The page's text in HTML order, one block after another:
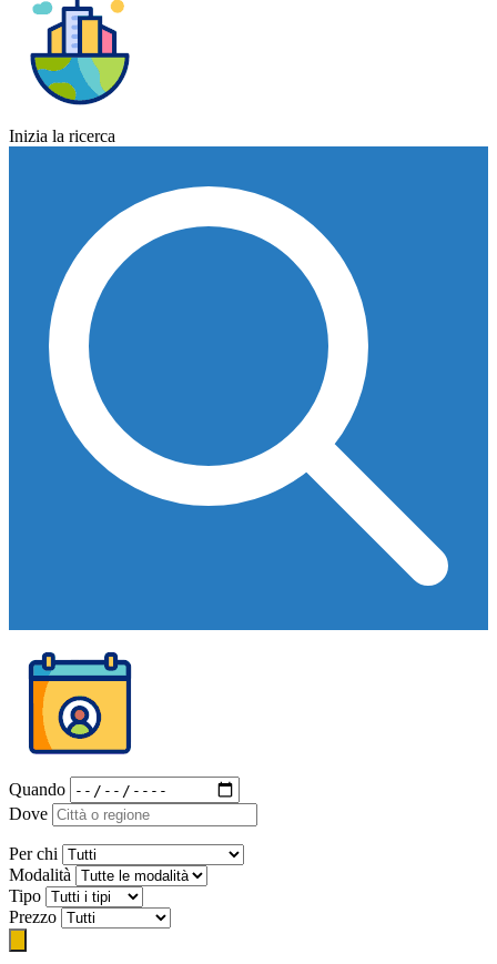
Inizia la ricerca
Quando
Dove
Per chi
Modalità
Tipo
Prezzo